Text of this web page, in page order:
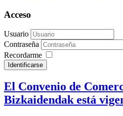
Acceso
Usuario
Contraseña
Recordarme
Identificarse
El Convenio de
Bizkaidendak está